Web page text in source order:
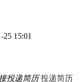
15:01
投递简历 投递简历